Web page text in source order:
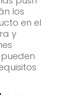
los
en el
y